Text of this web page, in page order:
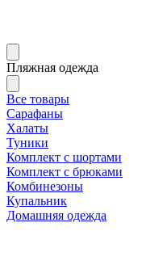
Пляжная одежда
Все товары
Сарафаны
Халаты
Туники
Комплект с шортами
Комплект с брюками
Комбинезоны
Купальник
Домашняя одежда